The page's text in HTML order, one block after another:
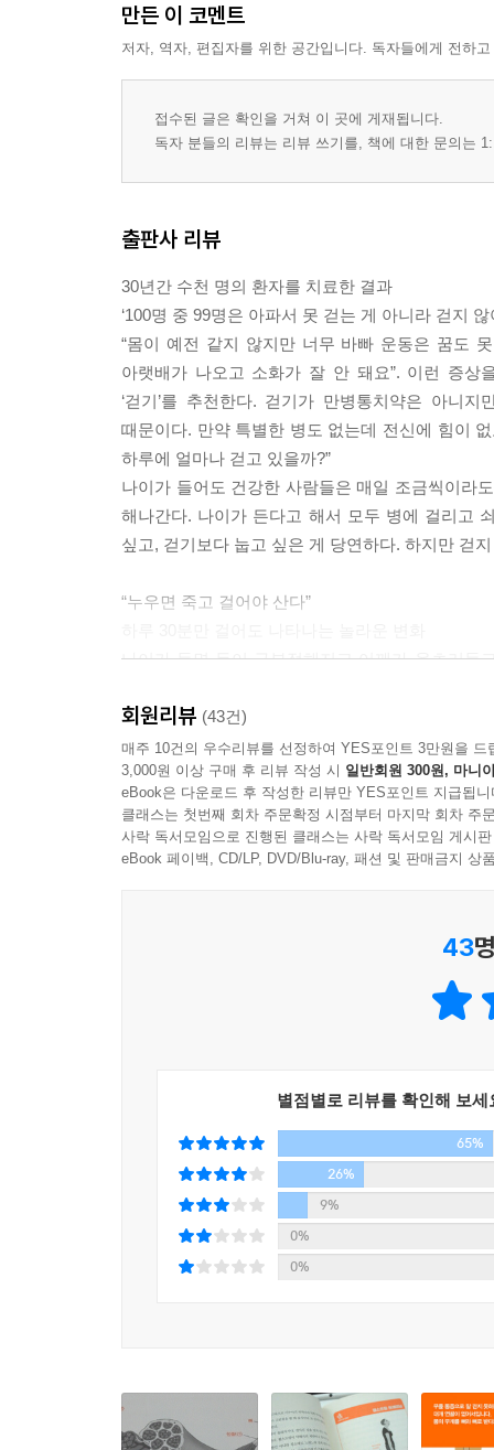
만든 이 코멘트
저자, 역자, 편집자를 위한 공간입니다. 독자들에게 전하
접수된 글은 확인을 거쳐 이 곳에 게재됩니다.
독자 분들의 리뷰는 리뷰 쓰기를, 책에 대한 문의는
출판사 리뷰
30년간 수천 명의 환자를 치료한 결과
‘100명 중 99명은 아파서 못 걷는 게 아니라 걷지 않
“몸이 예전 같지 않지만 너무 바빠 운동은 꿈도
아랫배가 나오고 소화가 잘 안 돼요”. 이런 증상
‘걷기’를 추천한다. 걷기가 만병통치약은 아니
때문이다. 만약 특별한 병도 없는데 전신에 힘이
하루에 얼마나 걷고 있을까?”
나이가 들어도 건강한 사람들은 매일 조금씩이라
해나간다. 나이가 든다고 해서 모두 병에 걸리고
싶고, 걷기보다 눕고 싶은 게 당연하다. 하지만 걷
“누우면 죽고 걸어야 산다”
나이가 들면 등이 구부정해지고 어깨가 움츠러들
높다. 이 말은 즉 노화로 인한 요통, 무릎통증, 비만
중년 이후에는 노화로 인한 근육 수축, 오래된 나
걸어도 피곤하고, 앉아 있어도 허리와 무릎이
효과가 없다면 만성에 들어선 것이다.
허리와 무릎이 아픈 건 해당 부위의 근육이 제
않는다. 단지 굵기가 얇아지고 힘이 약해질 뿐이
따라다닌다. 그러므로 몸과 마음 중 어디 한 곳
트레이닝을 해야 한다.
걷기는 전신 근육을 균형 있게 사용하고, 에너지
요통과 목 디스크 환자들의 통증 완화, 불면증과
아니다. 일상을 방해하는 통증을 털어버리고 싶다
회원리뷰 (43건)
매주 10건의 우수리뷰를 선정하여 YES포인트 3만원을 드
3,000원 이상 구매 후 리뷰 작성 시 일반회원 300원, 마니
eBook은 다운로드 후 작성한 리뷰만 YES포인트 지급됩니
클래스는 첫번째 회차 주문확정 시점부터 마지막 회차 주
사락 독서모임으로 진행된 클래스는 사락 독서모임 게시
eBook 페이백, CD/LP, DVD/Blu-ray, 패션 및 판매금지 상
43
별점별로 리뷰를 확인해 보세
65%
26%
9%
0%
0%